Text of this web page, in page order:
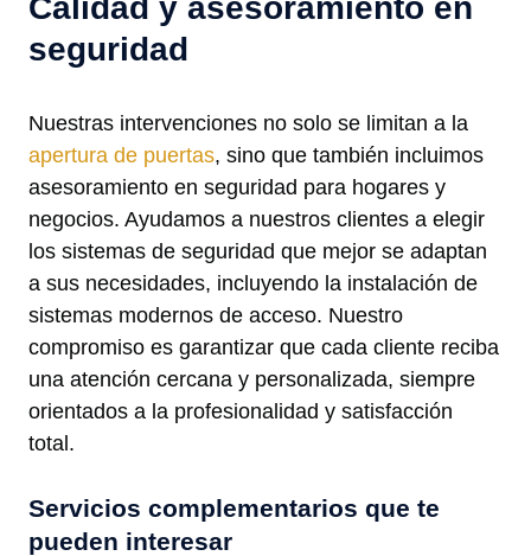
seguridad
Nuestras intervenciones no solo se limitan a la
apertura de puertas, sino que también incluimos
asesoramiento en seguridad para hogares y
negocios. Ayudamos a nuestros clientes a elegir
los sistemas de seguridad que mejor se adaptan
a sus necesidades, incluyendo la instalación de
sistemas modernos de acceso. Nuestro
compromiso es garantizar que cada cliente reciba
una atención cercana y personalizada, siempre
orientados a la profesionalidad y satisfacción
total.
Servicios complementarios que te
pueden interesar